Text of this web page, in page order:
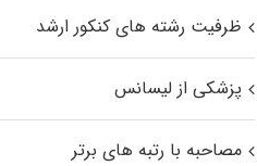
ظرفیت رشته های کنکور ارشد
پزشکی از لیسانس
مصاحبه با رتبه های برتر